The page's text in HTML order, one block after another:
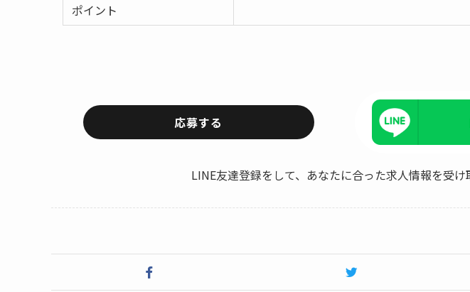
ポイント
応募する
LINE友達登録をして、あなたに合った求人情報を受け